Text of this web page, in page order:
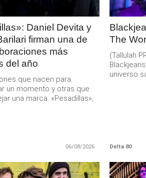
Daniel Devita y
firman una de
más
del año
que nacen para
un momento y otras que
una marca. «Pesadillas»,
06/08/2026
The
(Tallulah
universo
Delta 80